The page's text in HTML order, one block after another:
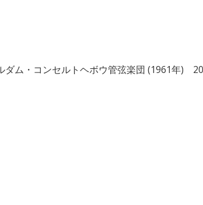
ム・コンセルトヘボウ管弦楽団 (1961年)